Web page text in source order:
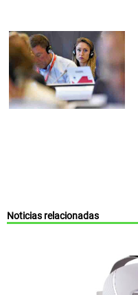
Noticias relacionadas